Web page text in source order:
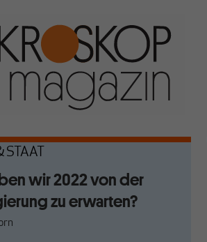
STAAT
wir 2022 von der
zu erwarten?